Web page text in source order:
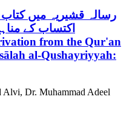
رسالہ قشیریہ میں
اکتساب کے
from the Qur'an
al-Qushayriyyah:
Alvi, Dr. Muhammad Adeel